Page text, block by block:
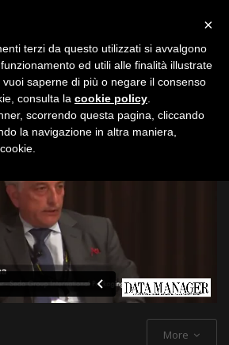
More
×
terzi da questo utilizzati si avvalgono
ed utili alle finalità illustrate
vuoi saperne di più o negare il consenso
consulta la cookie policy
scorrendo questa pagina, cliccando
la navigazione in altra maniera,